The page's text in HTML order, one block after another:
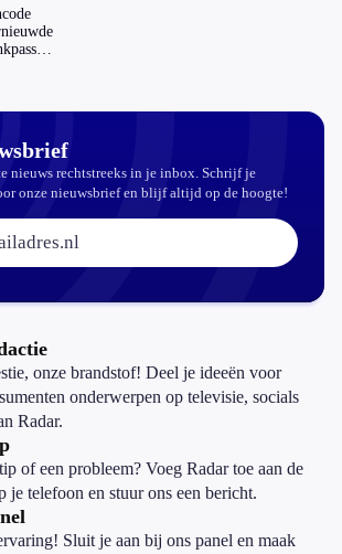
in
nieuws rechtstreeks in je inbox. Schrijf je
onze nieuwsbrief en blijf altijd op de hoogte!
onze brandstof! Deel je ideeën voor
onderwerpen op televisie, socials
Radar.
of een probleem? Voeg Radar toe aan de
je telefoon en stuur ons een bericht.
Sluit je aan bij ons panel en maak